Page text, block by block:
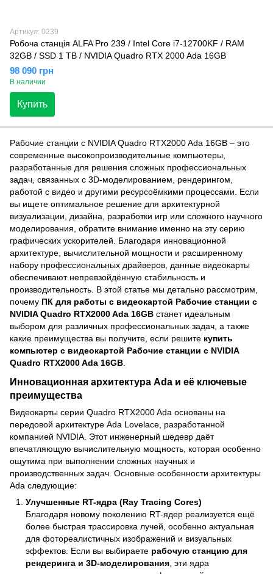
Артикул: 0239
Робоча станція ALFA Pro 239 / Intel Core i7-12700KF / RAM
32GB / SSD 1 TB / NVIDIA Quadro RTX 2000 Ada 16GB
98 090 грн
В наличии
Купить
Рабочие станции с NVIDIA Quadro RTX2000 Ada 16GB – это
современные высокопроизводительные компьютеры,
разработанные для решения сложных профессиональных
задач, связанных с 3D-моделированием, рендерингом,
работой с видео и другими ресурсоёмкими процессами. Если
вы ищете оптимальное решение для архитектурной
визуализации, дизайна, разработки игр или сложного научного
моделирования, обратите внимание именно на эту серию
графических ускорителей. Благодаря инновационной
архитектуре, вычислительной мощности и расширенному
набору профессиональных драйверов, данные видеокарты
обеспечивают непревзойдённую стабильность и
производительность. В этой статье мы детально рассмотрим,
почему ПК для работы с видеокартой Рабочие станции с
NVIDIA Quadro RTX2000 Ada 16GB станет идеальным
выбором для различных профессиональных задач, а также
какие преимущества вы получите, если решите купить
компьютер с видеокартой Рабочие станции с NVIDIA
Quadro RTX2000 Ada 16GB
Инновационная архитектура Ada и её ключевые
преимущества
Видеокарты серии Quadro RTX2000 Ada основаны на
передовой архитектуре Ada Lovelace, разработанной
компанией NVIDIA. Этот инженерный шедевр даёт
впечатляющую вычислительную мощность, которая особенно
ощутима при выполнении сложных научных и
производственных задач. Основные особенности архитектуры
Ada следующие:
Улучшенные RT-ядра (Ray Tracing Cores)
Благодаря новому поколению RT-ядер реализуется ещё
более быстрая трассировка лучей, особенно актуальная
для фотореалистичных изображений и визуальных
эффектов. Если вы выбираете рабочую станцию для
рендеринга и 3D-моделирования , эти ядра